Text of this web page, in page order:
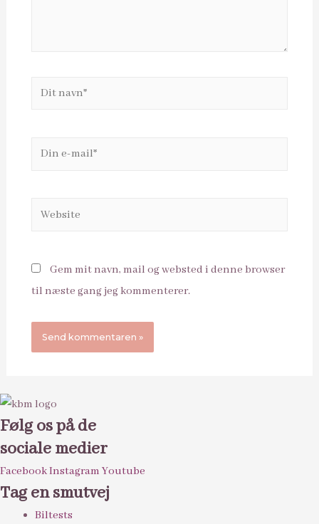
Dit
Din
Website
Gem mit navn, mail og websted i denne browser
til næste gang jeg kommenterer.
Følg os på de
sociale medier
FacebookInstagram Youtube
Tag en smutvej
Biltests